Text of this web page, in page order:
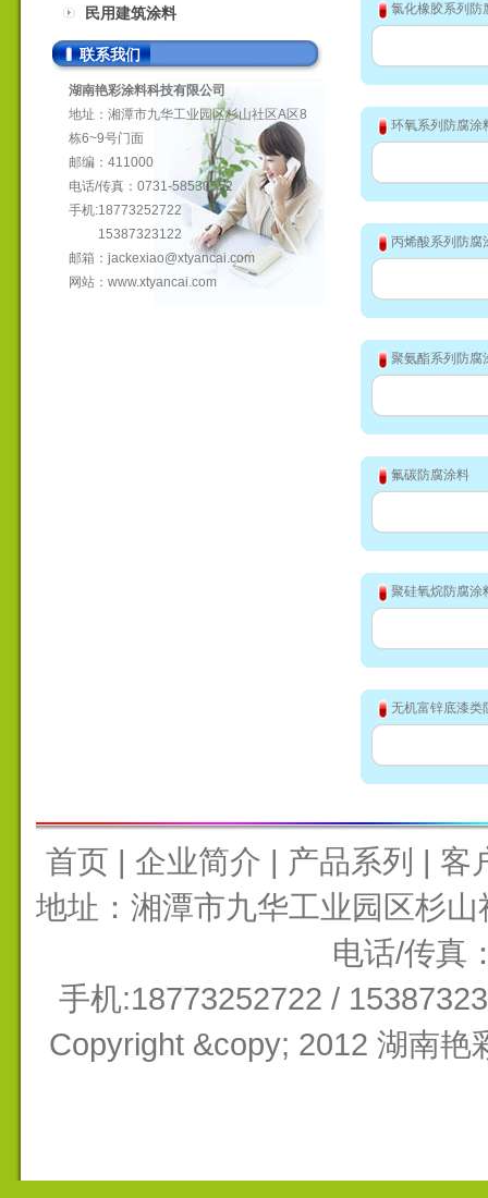
氯化橡胶系列防
环氧系列防腐涂
丙烯酸系列防腐
聚氨酯系列防腐
氟碳防腐涂料
聚硅氧烷防腐涂
无机富锌底漆类
漆）
民用建筑涂料
联系我们
湖南艳彩涂料科技有限公司
地址：湘潭市九华工业园区杉山社区A区8
栋6~9号门面
邮编：411000
电话/传真：0731-58530552
手机:18773252722
15387323122
邮箱： jackexiao@xtyancai.com
网站： www.xtyancai.com
首页 | 企业简介 | 产品系列 | 客
地址：湘潭市九华工业园区杉
电话/传真
手机:18773252722 /
Copyright &copy; 2012 湖南